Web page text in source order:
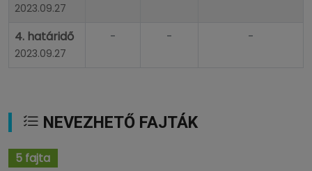
2023.09.27
4. határidő
2023.09.27
- - -
NEVEZHETŐ FAJTÁK
5 fajta